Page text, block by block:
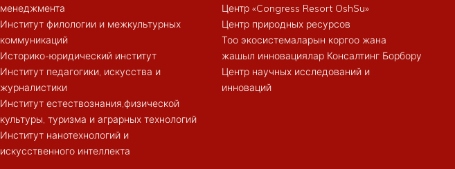
менеджмента
Институт филологии и межкультурных
коммуникаций
Историко-юридический институт
Институт педагогики, искусства и
журналистики
Институт естествознания,физической
культуры, туризма и аграрных технологий
Институт нанотехнологий и
искусственного интеллекта
Центр «Congress Resort OshSu»
Центр природных ресурсов
Тоо экосистемаларын коргоо жана
жашыл инновациялар Консалтинг Борбору
Центр научных исследований и
инноваций